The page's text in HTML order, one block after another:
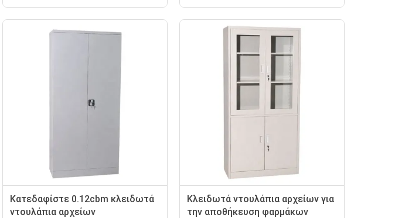
Κατεδαφίστε 0.12cbm κλειδωτά
ντουλάπια αρχείων
Κλειδωτά ντουλάπια αρχείων για
την αποθήκευση φαρμάκων